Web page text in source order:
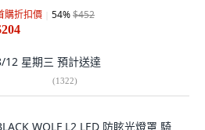
購折扣價 54%$452
12 星期三 預計送達
(1322)
WOLF L2 LED 防眩光燈罩 騎